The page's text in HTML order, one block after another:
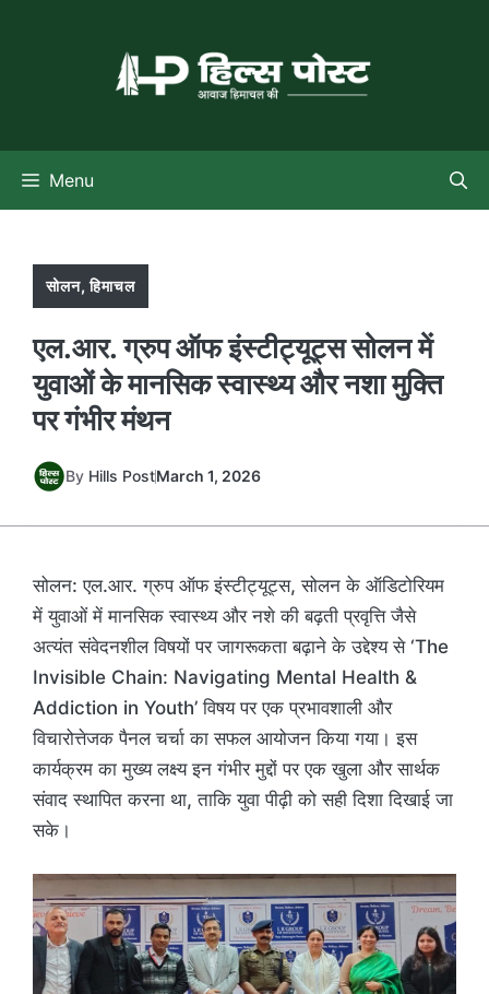
Menu
सोलन,हिमाचल
एल.आर. ग्रुप ऑफ इंस्टीट्यूट्स सोलन में
युवाओं के मानसिक स्वास्थ्य और नशा मुक्ति
पर गंभीर मंथन
By Hills PostMarch 1, 2026
सोलन: एल.आर. ग्रुप ऑफ इंस्टीट्यूट्स, सोलन के ऑडिटोरियम
में युवाओं में मानसिक स्वास्थ्य और नशे की बढ़ती प्रवृत्ति जैसे
अत्यंत संवेदनशील विषयों पर जागरूकता बढ़ाने के उद्देश्य से ‘The
Invisible Chain: Navigating Mental Health &
Addiction in Youth’ विषय पर एक प्रभावशाली और
विचारोत्तेजक पैनल चर्चा का सफल आयोजन किया गया। इस
कार्यक्रम का मुख्य लक्ष्य इन गंभीर मुद्दों पर एक खुला और सार्थक
संवाद स्थापित करना था, ताकि युवा पीढ़ी को सही दिशा दिखाई जा
सके।